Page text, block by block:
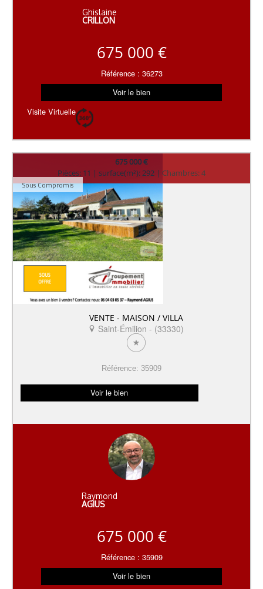
Ghislaine
CRILLON
675 000 €
Référence : 36273
Voir le bien
Visite Virtuelle
675 000 €
Pièces: 11 | surface(m²): 292 | Chambres: 4
Sous Compromis
VENTE - MAISON / VILLA
Saint-Émilion - (33330)
Référence: 35909
Voir le bien
Raymond
AGIUS
675 000 €
Référence : 35909
Voir le bien